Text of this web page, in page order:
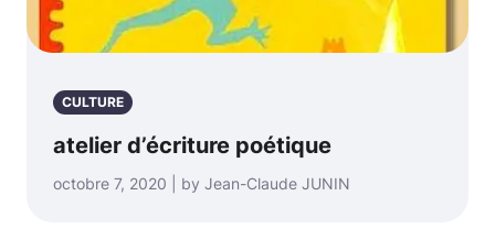
CULTURE
atelier d’écriture poétique
octobre 7, 2020 | by Jean-Claude JUNIN